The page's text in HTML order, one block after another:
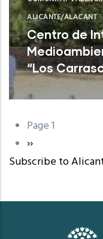
ALICANTE/ALACANT
Centro de
“Los
L'Alfàs del Pi
Pagination
Page 1
Next
page
››
Subscribe to